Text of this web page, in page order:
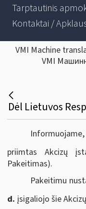
Tarptautinis
Kontaktai /
VMI Machine
VMI
priimtas Akcizų
Pakeitimas).
Pakeitimu
d. įsigaliojo šie